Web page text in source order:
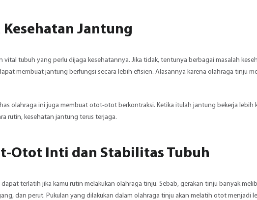
Jantung
vital tubuh yang perlu dijaga kesehatannya. Jika tidak, tentunya berbagai masalah
membuat jantung berfungsi secara lebih efisien. Alasannya karena olahraga tinju
olahraga ini juga membuat otot-otot berkontraksi. Ketika itulah jantung bekerja lebih
rutin, kesehatan jantung terus terjaga.
Otot Inti dan Stabilitas Tubuh
terlatih jika kamu rutin melakukan olahraga tinju. Sebab, gerakan tinju banyak
dan perut. Pukulan yang dilakukan dalam olahraga tinju akan melatih otot menjadi